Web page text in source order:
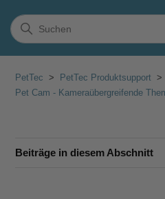
PetTec PetTec Produktsupport
Pet Cam - Kameraübergreifende
Beiträge in diesem Abschnitt